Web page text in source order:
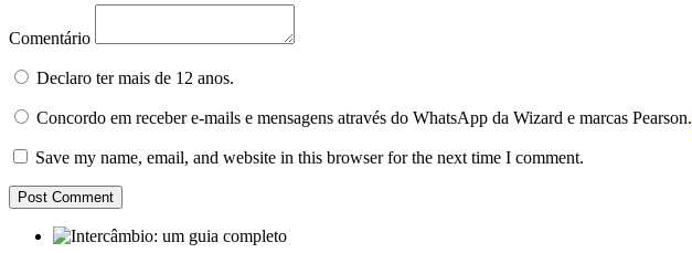
Comentário
Declaro ter mais de 12 anos.
Concordo em receber e-mails e mensagens através do WhatsApp da Wizard e marcas Pearson.
Save my name, email, and website in this browser for the next time I comment.